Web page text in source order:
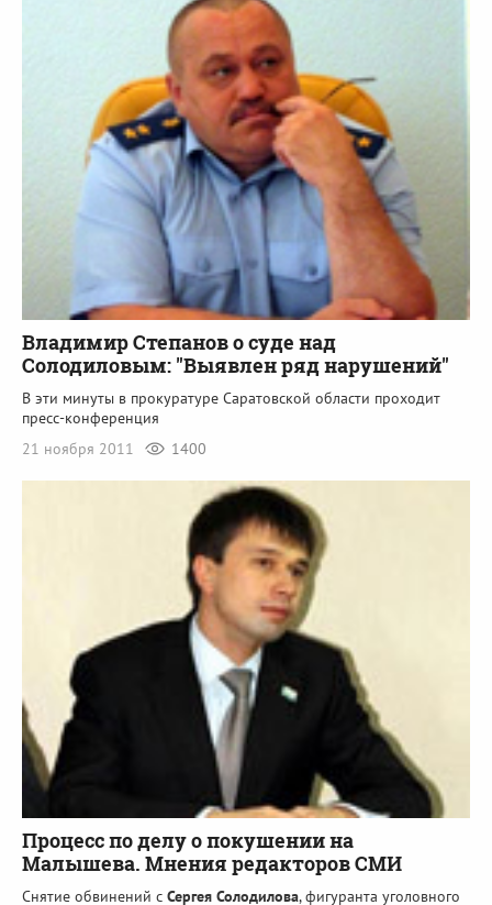
Владимир Степанов о суде над
Солодиловым: "Выявлен ряд нарушений"
В эти минуты в прокуратуре Саратовской области проходит
пресс-конференция
21 ноября 2011
1400
Процесс по делу о покушении на
Малышева. Мнения редакторов СМИ
Снятие обвинений с Сергея Солодилова, фигуранта уголовного